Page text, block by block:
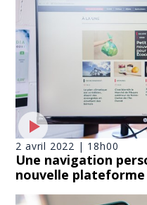
2 avril 2022 | 18h00
Une navigation
nouvelle